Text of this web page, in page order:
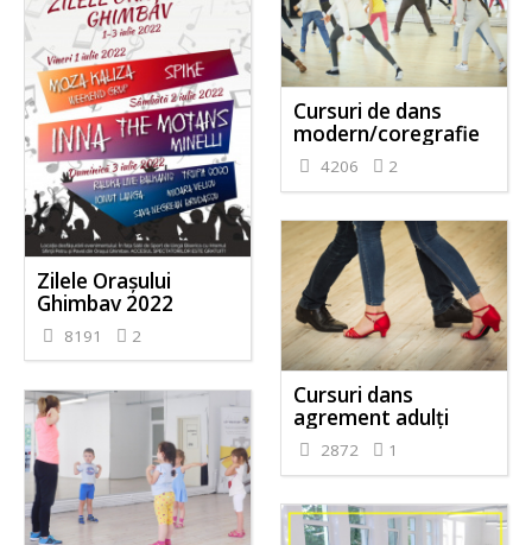
Zilele Orașului
Ghimbav 2022
8191 2
Cursuri de dans
modern/coregrafie
4206 2
Cursuri dans
agrement adulți
2872 1